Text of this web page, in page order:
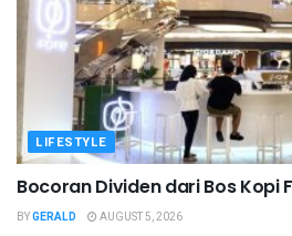
LIFESTYLE
Bocoran Dividen dari Bos Kopi
BYGERALD AUGUST 5, 2026